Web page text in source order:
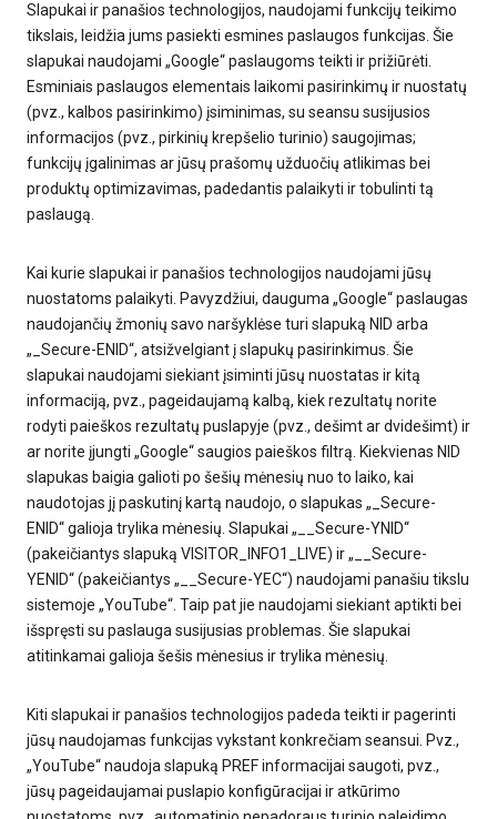
Slapukai ir panašios technologijos, naudojami funkcijų teikimo
tikslais, leidžia jums pasiekti esmines paslaugos funkcijas. Šie
slapukai naudojami „Google“ paslaugoms teikti ir prižiūrėti.
Esminiais paslaugos elementais laikomi pasirinkimų ir nuostatų
(pvz., kalbos pasirinkimo) įsiminimas, su seansu susijusios
informacijos (pvz., pirkinių krepšelio turinio) saugojimas;
funkcijų įgalinimas ar jūsų prašomų užduočių atlikimas bei
produktų optimizavimas, padedantis palaikyti ir tobulinti tą
paslaugą.
Kai kurie slapukai ir panašios technologijos naudojami jūsų
nuostatoms palaikyti. Pavyzdžiui, dauguma „Google“ paslaugas
naudojančių žmonių savo naršyklėse turi slapuką NID arba
„_Secure-ENID“, atsižvelgiant į slapukų pasirinkimus. Šie
slapukai naudojami siekiant įsiminti jūsų nuostatas ir kitą
informaciją, pvz., pageidaujamą kalbą, kiek rezultatų norite
rodyti paieškos rezultatų puslapyje (pvz., dešimt ar dvidešimt) ir
ar norite įjungti „Google“ saugios paieškos filtrą. Kiekvienas NID
slapukas baigia galioti po šešių mėnesių nuo to laiko, kai
naudotojas jį paskutinį kartą naudojo, o slapukas „_Secure-
ENID“ galioja trylika mėnesių. Slapukai „__Secure-YNID“
(pakeičiantys slapuką VISITOR_INFO1_LIVE) ir „__Secure-
YENID“ (pakeičiantys „__Secure-YEC“) naudojami panašiu tikslu
sistemoje „YouTube“. Taip pat jie naudojami siekiant aptikti bei
išspręsti su paslauga susijusias problemas. Šie slapukai
atitinkamai galioja šešis mėnesius ir trylika mėnesių.
Kiti slapukai ir panašios technologijos padeda teikti ir pagerinti
jūsų naudojamas funkcijas vykstant konkrečiam seansui. Pvz.,
„YouTube“ naudoja slapuką PREF informacijai saugoti, pvz.,
jūsų pageidaujamai puslapio konfigūracijai ir atkūrimo